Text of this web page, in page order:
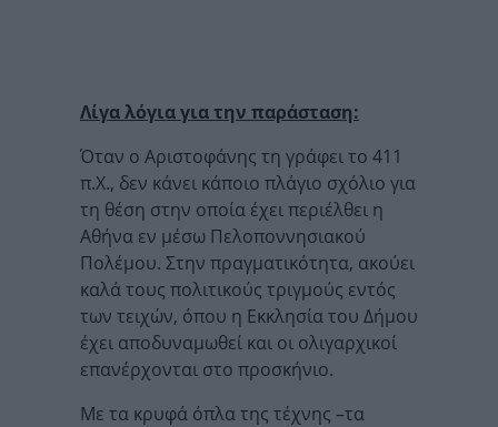
Λίγα λόγια για την παράσταση:
Όταν ο Αριστοφάνης τη γράφει το 411
π.Χ., δεν κάνει κάποιο πλάγιο σχόλιο για
τη θέση στην οποία έχει περιέλθει η
Αθήνα εν μέσω Πελοποννησιακού
Πολέμου. Στην πραγματικότητα, ακούει
καλά τους πολιτικούς τριγμούς εντός
των τειχών, όπου η Εκκλησία του Δήμου
έχει αποδυναμωθεί και οι ολιγαρχικοί
επανέρχονται στο προσκήνιο.
Με τα κρυφά όπλα της τέχνης –τα